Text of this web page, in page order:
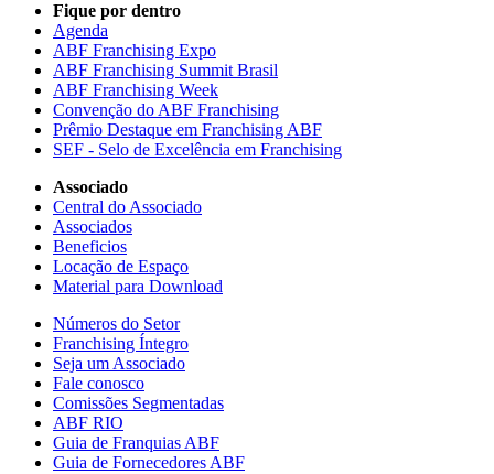
Fique por dentro
Agenda
ABF Franchising Expo
ABF Franchising Summit Brasil
ABF Franchising Week
Convenção do ABF Franchising
Prêmio Destaque em Franchising ABF
SEF - Selo de Excelência em Franchising
Associado
Central do Associado
Associados
Beneficios
Locação de Espaço
Material para Download
Números do Setor
Franchising Íntegro
Seja um Associado
Fale conosco
Comissões Segmentadas
ABF RIO
Guia de Franquias ABF
Guia de Fornecedores ABF